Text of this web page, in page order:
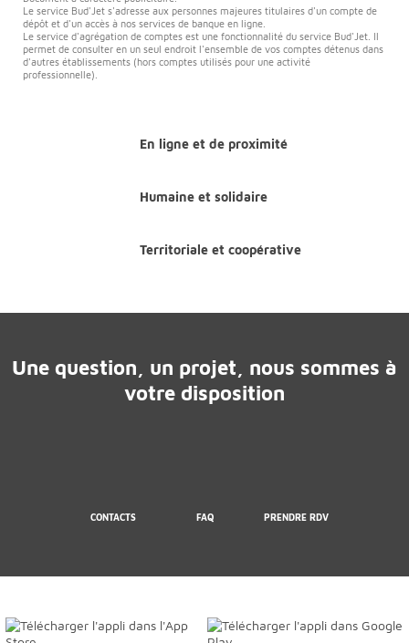
Le service Bud'Jet s'adresse aux personnes majeures titulaires d'un compte de
dépôt et d'un accès à nos services de banque en ligne.
Le service d'agrégation de comptes est une fonctionnalité du service Bud'Jet. Il
permet de consulter en un seul endroit l'ensemble de vos comptes détenus dans
d'autres établissements (hors comptes utilisés pour une activité
professionnelle).
En ligne et de proximité
Humaine et solidaire
Territoriale et coopérative
Une question, un projet, nous sommes à
votre disposition
CONTACTS FAQ PRENDRE RDV